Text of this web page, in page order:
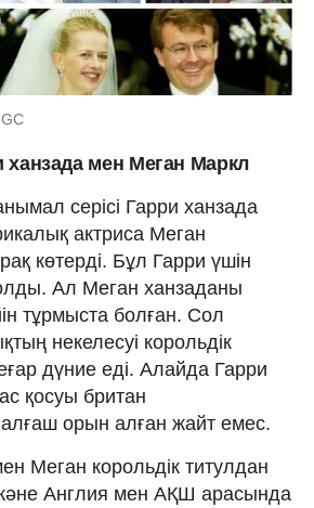
ханзада мен Меган Маркл
серісі Гарри ханзада
актриса Меган
көтерді. Бұл Гарри үшін
Ал Меган ханзаданы
тұрмыста болған. Сол
некелесуі корольдік
дүние еді. Алайда Гарри
қосуы британ
орын алған жайт емес.
Меган корольдік титулдан
Англия мен АҚШ арасында